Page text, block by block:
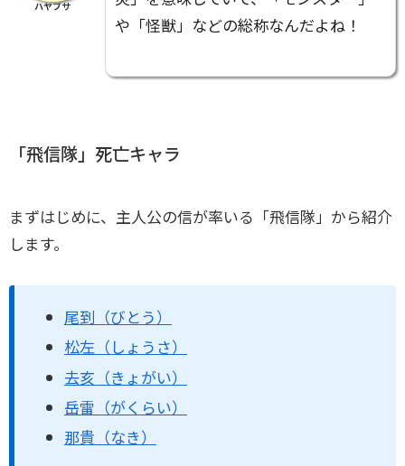
ハヤブサ
や「怪獣」などの総称なんだよね！
「飛信隊」死亡キャラ
まずはじめに、主人公の信が率いる「飛信隊」から紹介
します。
尾到（びとう）
松左（しょうさ）
去亥（きょがい）
岳雷（がくらい）
那貴（なき）